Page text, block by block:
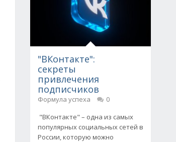
"ВКонтакте":
секреты
привлечения
подписчиков
Формула успеха
0
"ВКонтакте" – одна из самых
популярных социальных сетей в
России, которую можно